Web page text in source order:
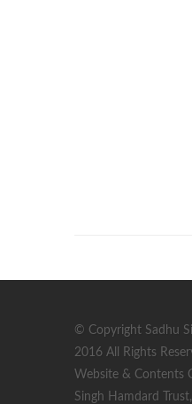
© Copyright Sadhu
2016 All Rights
Website & Contents
Singh Hamdard